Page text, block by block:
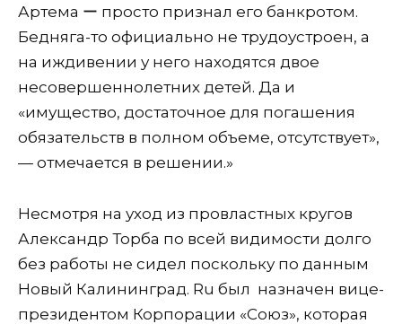
Артема ー просто признал его банкротом.
Бедняга-то официально не трудоустроен, а
на иждивении у него находятся двое
несовершеннолетних детей. Да и
«имущество, достаточное для погашения
обязательств в полном объеме, отсутствует»,
— отмечается в решении.»
Несмотря на уход из провластных кругов
Александр Торба по всей видимости долго
без работы не сидел поскольку по данным
Новый Калининград. Ru был назначен вице-
президентом Корпорации «Союз», которая